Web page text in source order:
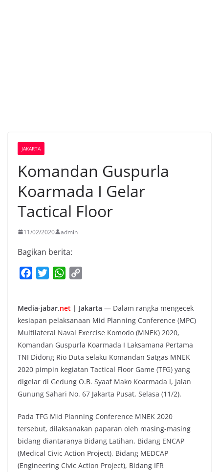
JAKARTA
Komandan Guspurla
Koarmada I Gelar
Tactical Floor
11/02/2020 admin
Bagikan berita:
e
b
o
o
k
t
t
e
r
W
t
s
A
p
p
y
L
i
n
k
Media-jabar.net | Jakarta — Dalam rangka mengecek
kesiapan pelaksanaan Mid Planning Conference (MPC)
Multilateral Naval Exercise Komodo (MNEK) 2020,
Komandan Guspurla Koarmada I Laksamana Pertama
TNI Didong Rio Duta selaku Komandan Satgas MNEK
2020 pimpin kegiatan Tactical Floor Game (TFG) yang
digelar di Gedung O.B. Syaaf Mako Koarmada I, Jalan
Gunung Sahari No. 67 Jakarta Pusat, Selasa (11/2).
Pada TFG Mid Planning Conference MNEK 2020
tersebut, dilaksanakan paparan oleh masing-masing
bidang diantaranya Bidang Latihan, Bidang ENCAP
(Medical Civic Action Project), Bidang MEDCAP
(Engineering Civic Action Project), Bidang IFR